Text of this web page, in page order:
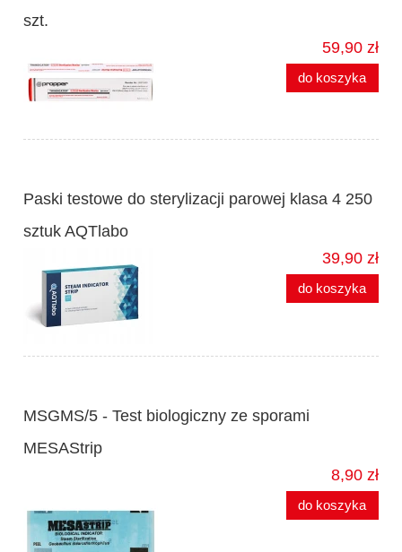
szt.
59,90 zł
do koszyka
Paski testowe do sterylizacji parowej klasa 4 250
sztuk AQTlabo
39,90 zł
do koszyka
MSGMS/5 - Test biologiczny ze sporami
MESAStrip
8,90 zł
do koszyka